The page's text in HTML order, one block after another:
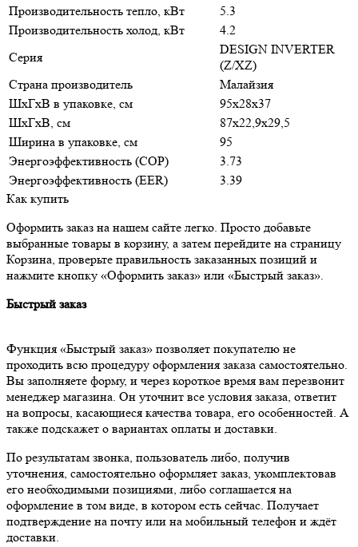
Производительность тепло, кВт
5.3
Производительность холод, кВт
4.2
Серия
DESIGN INVERTER
(Z/XZ)
Страна производитель
Малайзия
ШxГxВ в упаковке, см
95x28x37
ШxГxВ, см
87x22,9x29,5
Ширина в упаковке, см
95
Энергоэффективность (COP)
3.73
Энергоэффективность (EER)
3.39
Как купить
Оформить заказ на нашем сайте легко. Просто добавьте
выбранные товары в корзину, а затем перейдите на страницу
Корзина, проверьте правильность заказанных позиций и
нажмите кнопку «Оформить заказ» или «Быстрый заказ».
Быстрый заказ
Функция «Быстрый заказ» позволяет покупателю не
проходить всю процедуру оформления заказа самостоятельно.
Вы заполняете форму, и через короткое время вам перезвонит
менеджер магазина. Он уточнит все условия заказа, ответит
на вопросы, касающиеся качества товара, его особенностей. А
также подскажет о вариантах оплаты и доставки.
По результатам звонка, пользователь либо, получив
уточнения, самостоятельно оформляет заказ, укомплектовав
его необходимыми позициями, либо соглашается на
оформление в том виде, в котором есть сейчас. Получает
подтверждение на почту или на мобильный телефон и ждёт
доставки.